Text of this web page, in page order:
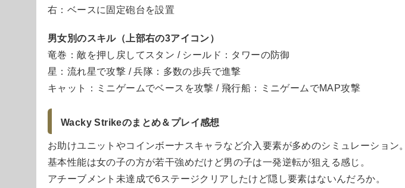
右：ベースに固定砲台を設置
男女別のスキル（上部右の3アイコン）
竜巻：敵を押し戻してスタン / シールド：タワーの防御
星：流れ星で攻撃 / 兵隊：多数の歩兵で進撃
キャット：ミニゲームでベースを攻撃 / 飛行船：ミニゲームでMAP攻撃
Wacky Strikeのまとめ＆プレイ感想
お助けユニットやコインボーナスキャラなど介入要素が多めのシミュレーション。
基本性能は女の子の方が若干強めだけど男の子は一発逆転が狙える感じ。
アチーブメント未達成で6ステージクリアしたけど隠し要素はないんだろか。